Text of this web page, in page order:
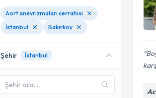
Aort anevrizmaları cerrahisi
İstanbul
Bakırköy
Şehir İstanbul